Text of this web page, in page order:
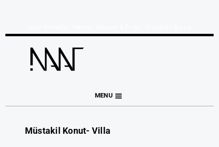
MENU
Müstakil Konut- Villa